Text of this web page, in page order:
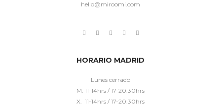
hello@miroomi.com
HORARIO MADRID
Lunes cerrado
M. 11-14hrs / 17-20:30hrs
X. 11-14hrs / 17-20:30hrs